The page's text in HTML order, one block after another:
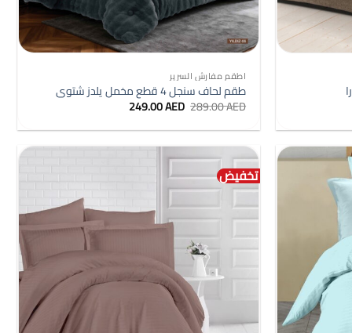
+
+
اطقم مفارش السرير
طقم لحاف سنجل 4 قطع مخمل يلدز شتوى
289.00AED السعر
الأصلي
هو:
289.00 AED.
249.00AED السعر
هو:
249.00 AED.
تخفيض